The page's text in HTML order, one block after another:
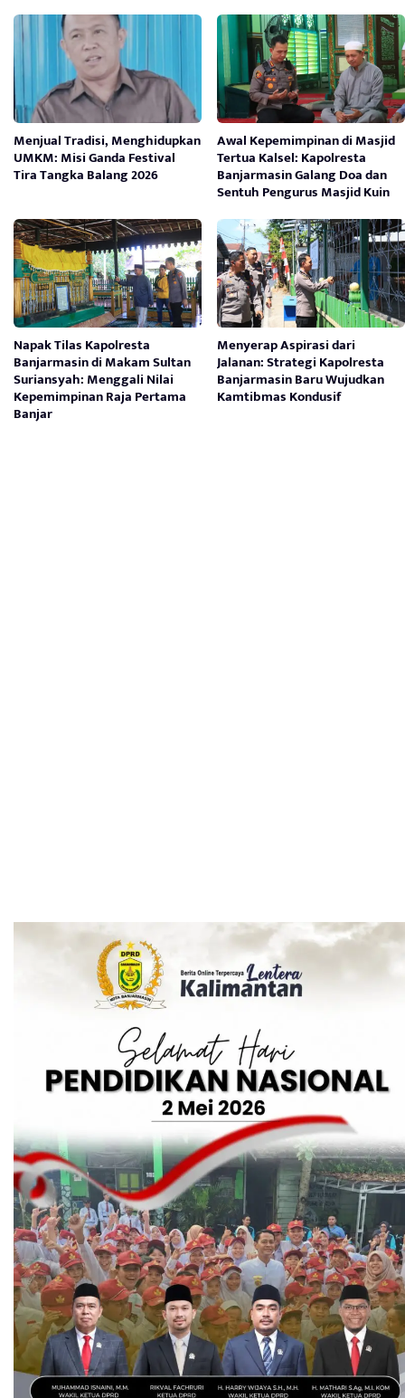
Menjual Tradisi, Menghidupkan
UMKM: Misi Ganda Festival
Tira Tangka Balang 2026
Awal Kepemimpinan di Masjid
Tertua Kalsel: Kapolresta
Banjarmasin Galang Doa dan
Sentuh Pengurus Masjid Kuin
Napak Tilas Kapolresta
Banjarmasin di Makam Sultan
Suriansyah: Menggali Nilai
Kepemimpinan Raja Pertama
Banjar
Menyerap Aspirasi dari
Jalanan: Strategi Kapolresta
Banjarmasin Baru Wujudkan
Kamtibmas Kondusif